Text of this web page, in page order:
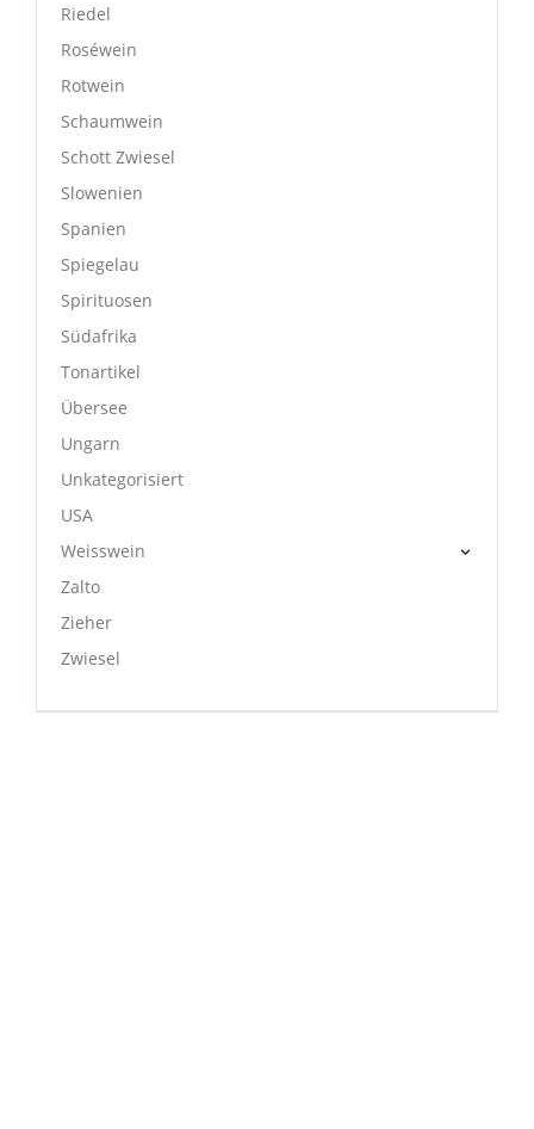
Riedel
Roséwein
Rotwein
Schaumwein
Schott Zwiesel
Slowenien
Spanien
Spiegelau
Spirituosen
Südafrika
Tonartikel
Übersee
Ungarn
Unkategorisiert
USA
Weisswein
Zalto
Zieher
Zwiesel